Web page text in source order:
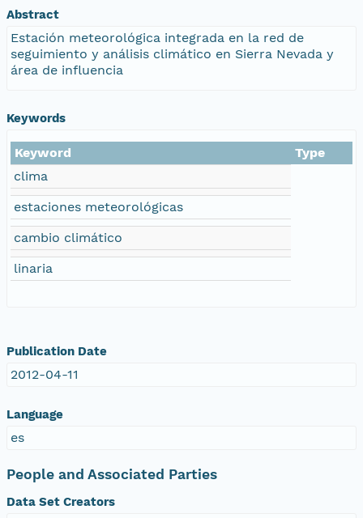
Abstract
Estación meteorológica integrada en la red de
seguimiento y análisis climático en Sierra Nevada y
área de influencia
Keywords
Keyword
Type
clima
estaciones meteorológicas
cambio climático
linaria
Publication Date
2012-04-11
Language
es
People and Associated Parties
Data Set Creators